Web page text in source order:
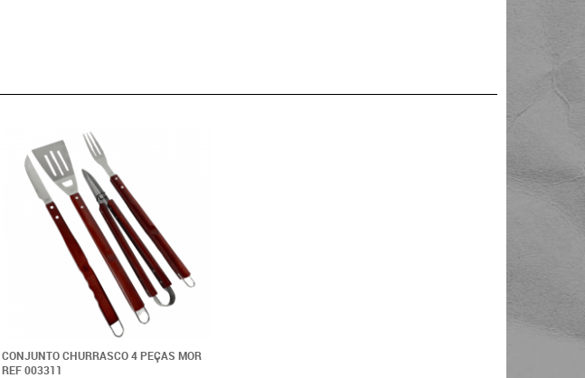
CONJUNTO CHURRASCO 4 PEÇAS MOR
REF 003311